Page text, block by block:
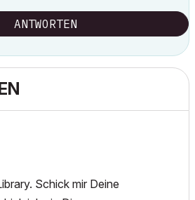
ANTWORTEN
Schick mir Deine